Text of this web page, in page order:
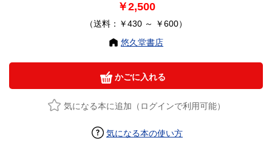
￥2,500
（送料：￥430 ～ ￥600）
悠久堂書店
かごに入れる
気になる本に追加（ログインで利用可能）
気になる本の使い方